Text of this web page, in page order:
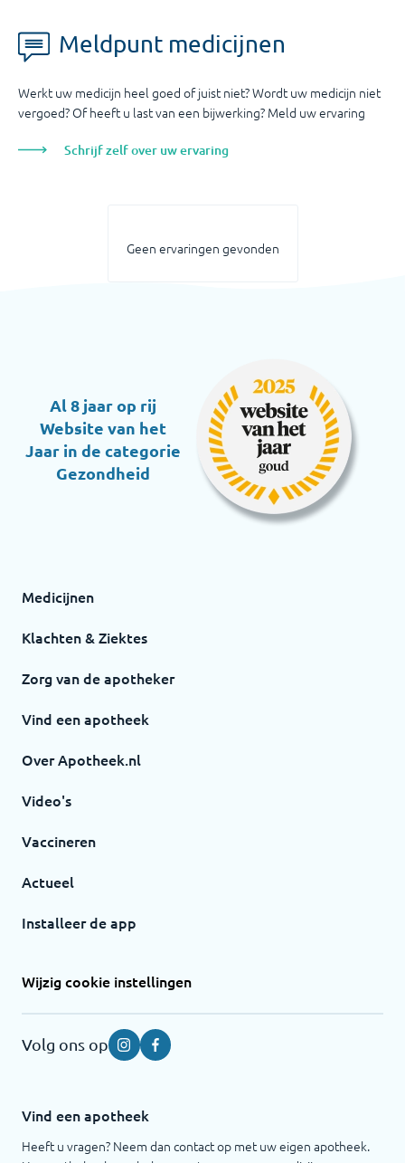
Meldpunt medicijnen
Werkt uw medicijn heel goed of juist niet? Wordt uw medicijn niet
vergoed? Of heeft u last van een bijwerking? Meld uw ervaring
Schrijf zelf over uw ervaring
Geen ervaringen gevonden
Al 8 jaar op rij
Website van het
Jaar in de categorie
Gezondheid
Medicijnen
Klachten & Ziektes
Zorg van de apotheker
Vind een apotheek
Over Apotheek.nl
Video's
Vaccineren
Actueel
Installeer de app
Wijzig cookie instellingen
Volg ons op InstagramFacebook
Vind een apotheek
Heeft u vragen? Neem dan contact op met uw eigen apotheek.